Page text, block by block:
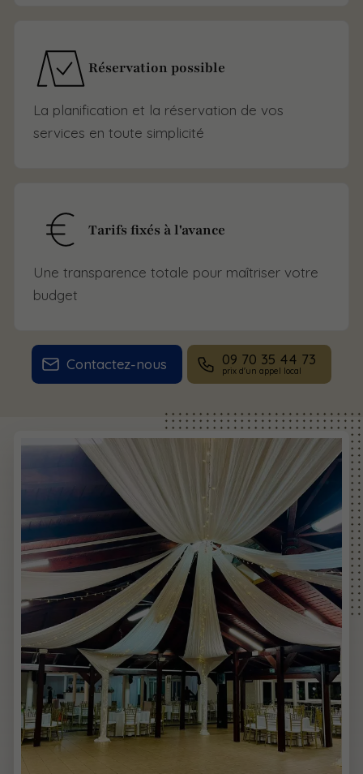
Réservation possible
La planification et la réservation de vos
services en toute simplicité
Tarifs fixés à l'avance
Une transparence totale pour maîtriser votre
budget
Contactez-nous 09 70 35 44 73